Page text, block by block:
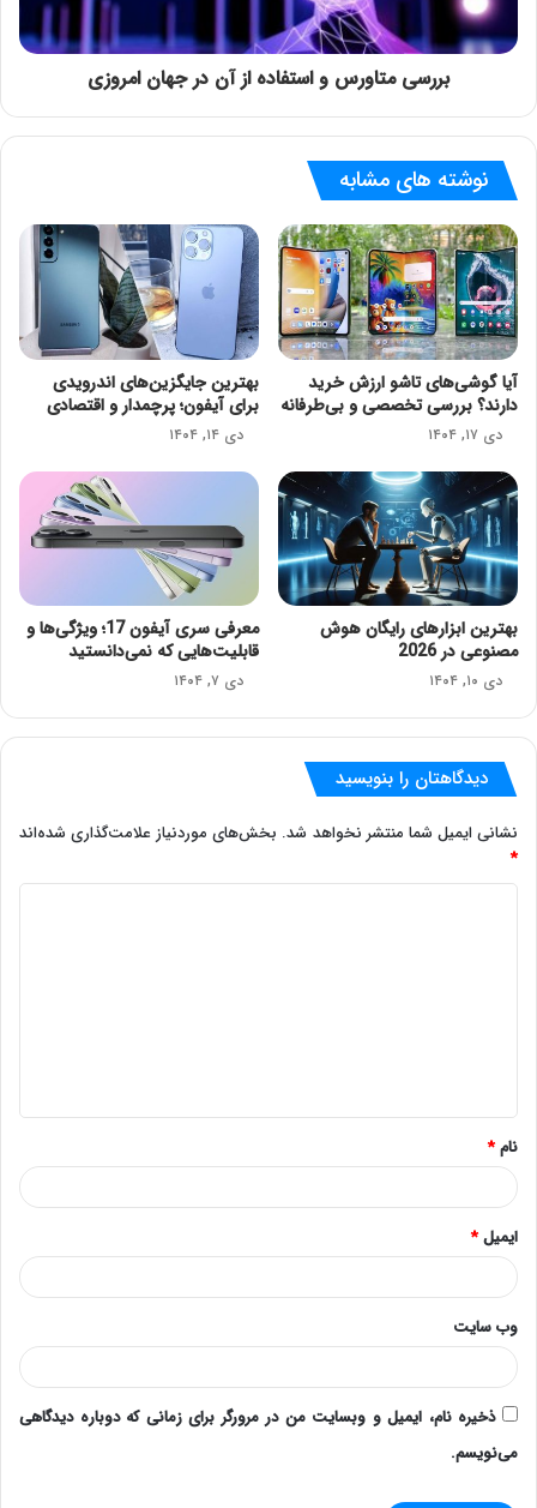
بررسی متاورس و استفاده از آن در جهان امروزی
نوشته های مشابه
آیا گوشی‌های تاشو ارزش خرید
دارند؟ بررسی تخصصی و بی‌طرفانه
دی ۱۷, ۱۴۰۴
بهترین جایگزین‌های اندرویدی
برای آیفون؛ پرچمدار و اقتصادی
دی ۱۴, ۱۴۰۴
بهترین ابزارهای رایگان هوش
مصنوعی در 2026
دی ۱۰, ۱۴۰۴
معرفی سری آیفون 17؛ ویژگی‌ها و
قابلیت‌هایی که نمی‌دانستید
دی ۷, ۱۴۰۴
دیدگاهتان را بنویسید
نشانی ایمیل شما منتشر نخواهد شد. بخش‌های موردنیاز علامت‌گذاری شده‌اند
*
*
نام*
ایمیل*
وب‌ سایت
ذخیره نام، ایمیل و وبسایت من در مرورگر برای زمانی که دوباره دیدگاهی
می‌نویسم.